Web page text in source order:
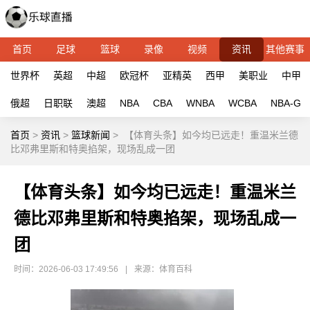
首页 足球 篮球 录像 视频 资讯 其他赛事
世界杯 英超 中超 欧冠杯 亚精英 西甲 美职业 中甲
俄超 日职联 澳超 NBA CBA WNBA WCBA NBA-G
首页 > 资讯 > 篮球新闻 >
【体育头条】如今均已远走！重温米兰德
比邓弗里斯和特奥掐架，现场乱成一团
【体育头条】如今均已远走！重温米兰
德比邓弗里斯和特奥掐架，现场乱成一
团
时间：2026-06-03 17:49:56 来源：体育百科